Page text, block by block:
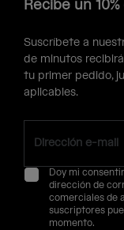
Recibe un
Suscríbete a
de minutos
tu primer pedido,
aplicables.
Doy mi
dirección de
comerciales de
suscriptores
momento.